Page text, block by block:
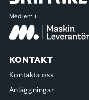
Medlem i
KONTAKT
Kontakta oss
Anläggningar